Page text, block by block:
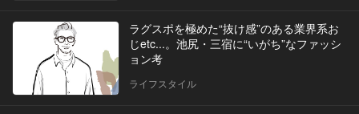
ラグスポを極めた“抜け感”のある業界系お
じetc...。池尻・三宿に“いがち”なファッシ
ョン考
ライフスタイル